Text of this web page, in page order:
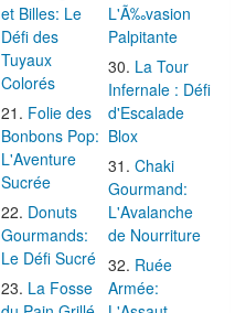
et Billes: Le
Défi des
Tuyaux
Colorés
Folie des
Bonbons Pop:
L'Aventure
Sucrée
Donuts
Gourmands:
Le Défi Sucré
La Fosse
L'Ã‰vasion
Palpitante
La Tour
Infernale : Défi
d'Escalade
Blox
Chaki
Gourmand:
L'Avalanche
de Nourriture
Ruée
Armée: